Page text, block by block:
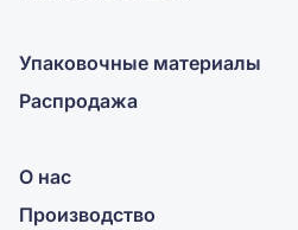
Упаковочные материалы
Распродажа
О нас
Производство